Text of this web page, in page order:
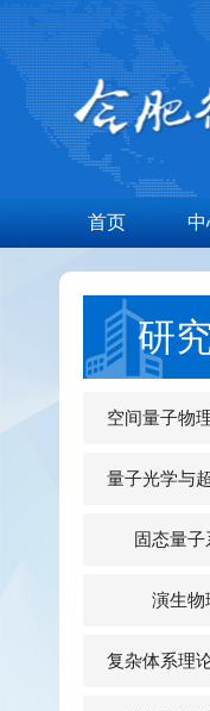
首页 中
研
空间量子物
量子光学与
固态量
演生物
复杂体系理